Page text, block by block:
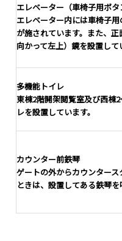
エレベーター（車椅子用ボタ
エレベーター内には車椅子
が施されています。また、
向かって左上）鏡を設置して
多機能トイレ
東棟2階開架閲覧室及び西棟
レを設置しています。
カウンター前鉄琴
ゲートの外からカウンター
ときは、設置してある鉄琴を